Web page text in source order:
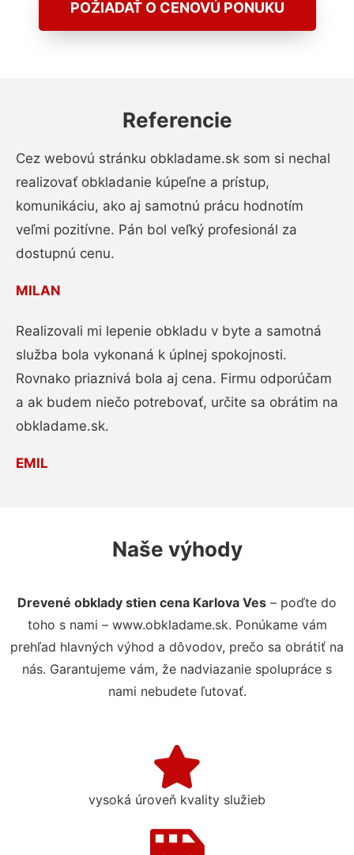
POŽIADAŤ O CENOVÚ PONUKU
Referencie
Cez webovú stránku obkladame.sk som si nechal
realizovať obkladanie kúpeľne a prístup,
komunikáciu, ako aj samotnú prácu hodnotím
veľmi pozitívne. Pán bol veľký profesionál za
dostupnú cenu.
MILAN
Realizovali mi lepenie obkladu v byte a samotná
služba bola vykonaná k úplnej spokojnosti.
Rovnako priaznivá bola aj cena. Firmu odporúčam
a ak budem niečo potrebovať, určite sa obrátim na
obkladame.sk.
EMIL
Naše výhody
Drevené obklady stien cena Karlova Ves – poďte do
toho s nami – www.obkladame.sk. Ponúkame vám
prehľad hlavných výhod a dôvodov, prečo sa obrátiť na
nás. Garantujeme vám, že nadviazanie spolupráce s
nami nebudete ľutovať.
vysoká úroveň kvality služieb